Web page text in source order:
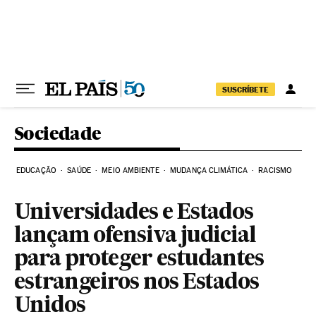
SUSCRÍBETE
Sociedade
EDUCAÇÃO SAÚDE MEIO AMBIENTE MUDANÇA CLIMÁTICA RACISMO
Universidades e Estados
lançam ofensiva judicial
para proteger estudantes
estrangeiros nos Estados
Unidos